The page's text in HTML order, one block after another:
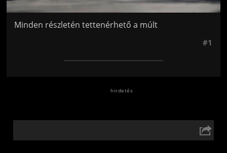
Minden részletén tettenérhető a múlt
#1